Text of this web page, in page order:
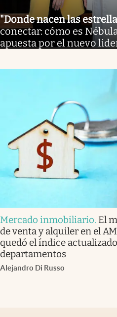
"Donde nacen las
conectar: cómo es
apuesta por el nuevo
Mercado inmobiliario. El
de venta y alquiler en el
quedó el índice
departamentos
Alejandro Di Russo